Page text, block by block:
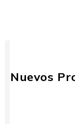
Nuevos